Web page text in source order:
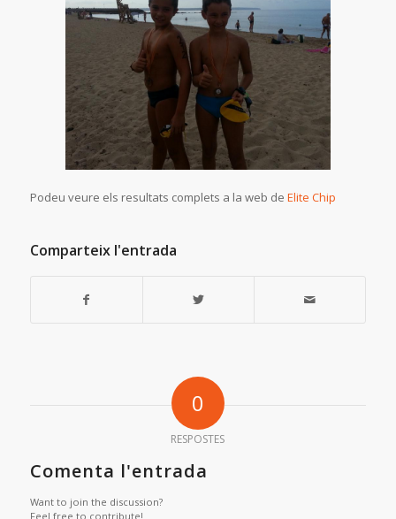
Podeu veure els resultats complets a la web de Elite Chip
Comparteix l'entrada
0
RESPOSTES
Comenta l'entrada
Want to join the discussion?
Feel free to contribute!